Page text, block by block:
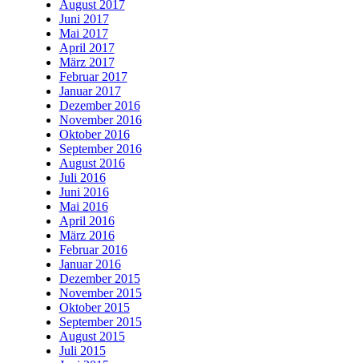
August 2017
Juni 2017
Mai 2017
April 2017
März 2017
Februar 2017
Januar 2017
Dezember 2016
November 2016
Oktober 2016
September 2016
August 2016
Juli 2016
Juni 2016
Mai 2016
April 2016
März 2016
Februar 2016
Januar 2016
Dezember 2015
November 2015
Oktober 2015
September 2015
August 2015
Juli 2015